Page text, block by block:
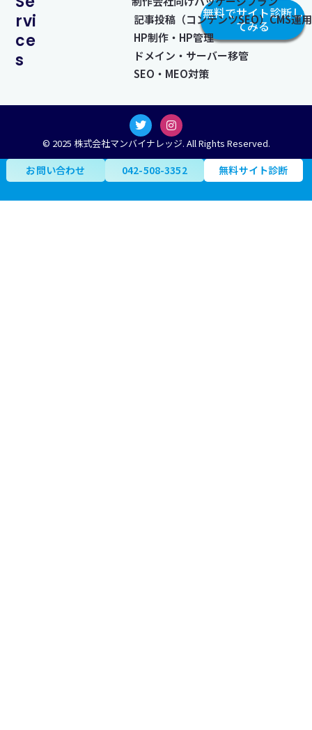
rvi
ce
s
記事投稿（コンテンツSEO）CMS運用​
HP制作・HP管理
ドメイン・サーバー移管
SEO・MEO対策
無料でサイト診断し
てみる
T
w
i
t
t
e
r
I
n
s
t
a
g
r
a
© 2025 株式会社マンバイナレッジ. All Rights Reserved.
お問い合わせ 042-508-3352 無料サイト診断